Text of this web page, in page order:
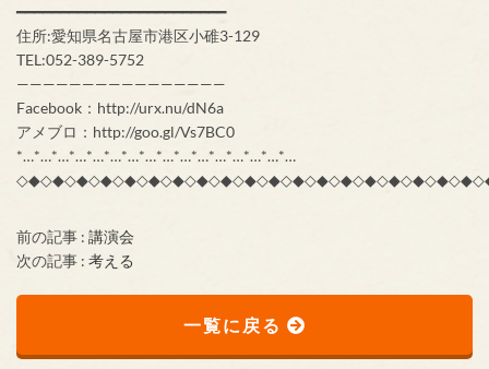
━━━━━━━━━━━━━━━━━━━━━━━━
住所:愛知県名古屋市港区小碓3-129
TEL:052-389-5752
————————————————
Facebook：http://urx.nu/dN6a
アメブロ：http://goo.gl/Vs7BC0
*…*…*…*…*…*…*…*…*…*…*…*…*…*…*…*…
前の記事 : 講演会
次の記事 : 考える
一覧に戻る